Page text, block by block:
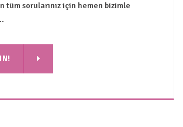
tüm sorularınız için hemen bizimle